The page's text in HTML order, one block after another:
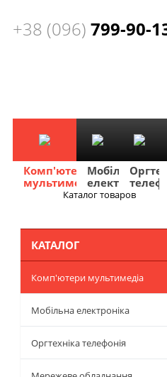
+38 (096) 799-90-
Комп'ютери
мультимедіа
Мобільна
електроніка
Каталог товаров
КАТАЛОГ
Комп'ютери мультимедіа
Мобільна електроніка
Оргтехніка телефонія